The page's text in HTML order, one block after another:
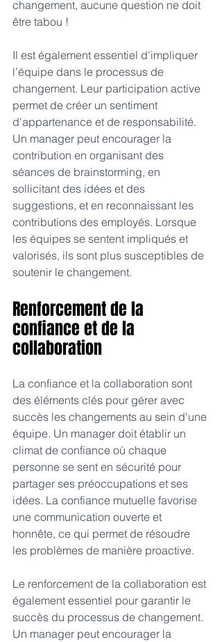
changement, aucune question ne doit
être tabou !
Il est également essentiel d'impliquer
l’équipe dans le processus de
changement. Leur participation active
permet de créer un sentiment
d'appartenance et de responsabilité.
Un manager peut encourager la
contribution en organisant des
séances de brainstorming, en
sollicitant des idées et des
suggestions, et en reconnaissant les
contributions des employés. Lorsque
les équipes se sentent impliqués et
valorisés, ils sont plus susceptibles de
soutenir le changement.
Renforcement de la
confiance et de la
collaboration
La confiance et la collaboration sont
des éléments clés pour gérer avec
succès les changements au sein d'une
équipe. Un manager doit établir un
climat de confiance où chaque
personne se sent en sécurité pour
partager ses préoccupations et ses
idées. La confiance mutuelle favorise
une communication ouverte et
honnête, ce qui permet de résoudre
les problèmes de manière proactive.
Le renforcement de la collaboration est
également essentiel pour garantir le
succès du processus de changement.
Un manager peut encourager la